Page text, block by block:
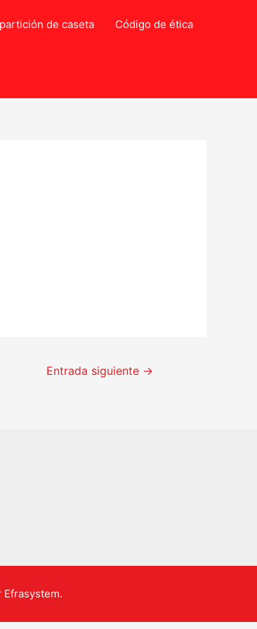
de caseta Código de ética
Entrada siguiente →